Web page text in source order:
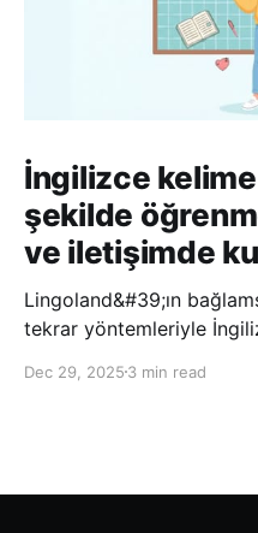
İngilizce
şekilde
ve iletişimde
Lingoland&#39;ın
tekrar yöntemleriyle
hatırlayabilir ve daha
Dec 29, 2025 3 min read